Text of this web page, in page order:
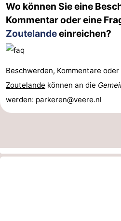
Wo können Sie eine
Kommentar oder eine
Zoutelandeeinreichen?
Beschwerden, Kommentare oder
Zoutelande können an die
werden: parkeren@veere.nl